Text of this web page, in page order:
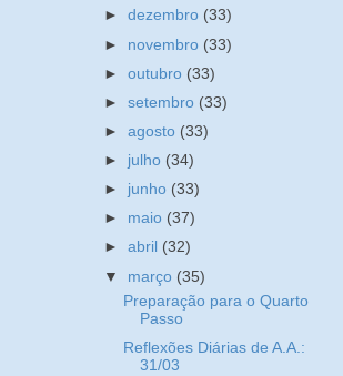
►dezembro (33)
► novembro (33)
►outubro (33)
►setembro (33)
►agosto (33)
► julho (34)
► junho (33)
► maio (37)
►abril (32)
▼ março (35)
Preparação para o Quarto
Passo
Reflexões Diárias de A.A.:
31/03